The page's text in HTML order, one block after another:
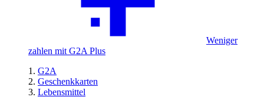
Weniger
zahlen mit G2A Plus
G2A
Geschenkkarten
Lebensmittel